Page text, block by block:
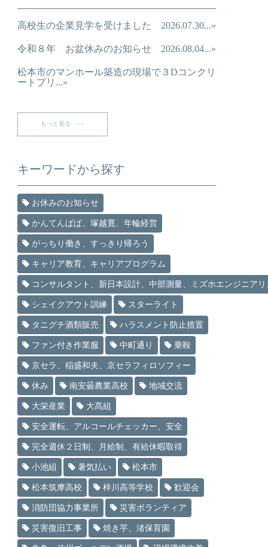
高校生の企業見学を受けました 2026.07.30...»
令和８年 お盆休みのお知らせ 2026.08.04...»
松本市のマンホール築造の現場で３Dコンクリ
ートプリ...»
もっと見る >>
キーワードから探す
お休みのお知らせ
かんてんぱぱ、塚越寛、年輪経営
がっちり働き、すっきり帰ろう
キャリア教育、キャリアプログラム
コンサルタント、新日本設計、中部測量、ミズホエンジニアリ
シェイクアウト訓練 スターライト
タニグチ酒類販売 ハラスメント防止措置
ファン付き作業服 中町通り 乗鞍
京セラ、稲盛和夫、京セラフィロソフィー
休み 南安曇農業高校 地域交流
大栄産業 大髙組
安全運転、アルコールチェッカー、安全
完全週休２日制、月給制、有給休暇取得
小池組 暑気払い 松本市
松本筑摩高校 梓川高等学校 歓迎会
消防団協力事業所 災害ボランティア
災害復旧工事 焼き芋、渚保育園